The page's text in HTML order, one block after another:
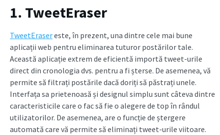
1. TweetEraser
TweetErasereste, în prezent, una dintre cele mai bune
aplicații web pentru eliminarea tuturor postărilor tale.
Această aplicație extrem de eficientă importă tweet-urile
direct din cronologia dvs. pentru a fi șterse. De asemenea, vă
permite să filtrați postările dacă doriți să păstrați unele.
Interfața sa prietenoasă și designul simplu sunt câteva dintre
caracteristicile care o fac să fie o alegere de top în rândul
utilizatorilor. De asemenea, are o funcție de ștergere
automată care vă permite să eliminați tweet-urile viitoare.